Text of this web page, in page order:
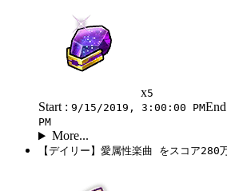
x5
Start : 9/15/2019, 3:00:00 PM
PM
More...
【デイリー】愛属性楽曲 をスコア280